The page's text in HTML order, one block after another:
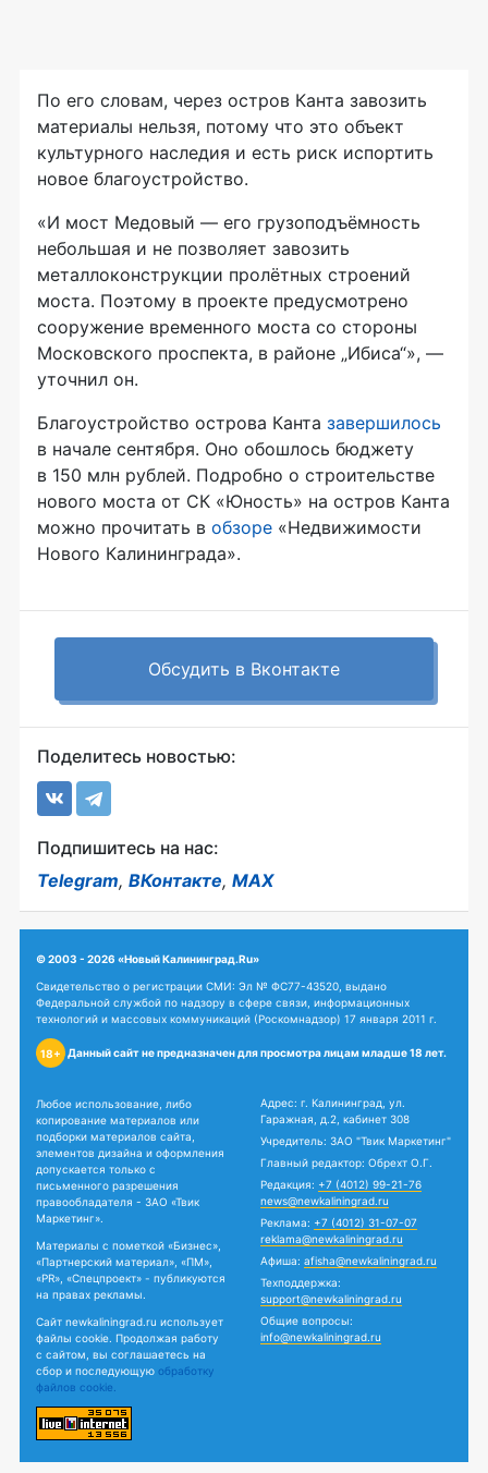
По его словам, через остров Канта завозить
материалы нельзя, потому что это объект
культурного наследия и есть риск испортить
новое благоустройство.
«И мост Медовый — его грузоподъёмность
небольшая и не позволяет завозить
металлоконструкции пролётных строений
моста. Поэтому в проекте предусмотрено
сооружение временного моста со стороны
Московского проспекта, в районе „Ибиса“», —
уточнил он.
Благоустройство острова Канта завершилось
в начале сентября. Оно обошлось бюджету
в 150 млн рублей. Подробно о строительстве
нового моста от СК «Юность» на остров Канта
можно прочитать в обзоре «Недвижимости
Нового Калининграда».
Обсудить в Вконтакте
Поделитесь новостью:
Подпишитесь на нас:
Telegram, ВКонтакте, MAX
© 2003 - 2026 «Новый Калининград.Ru»
Свидетельство о регистрации СМИ: Эл № ФС77-43520, выдано
Федеральной службой по надзору в сфере связи, информационных
технологий и массовых коммуникаций (Роскомнадзор) 17 января 2011 г.
18+ Данный сайт не предназначен для просмотра лицам младше 18 лет.
Любое использование, либо
копирование материалов или
подборки материалов сайта,
элементов дизайна и оформления
допускается только с
письменного разрешения
правообладателя - ЗАО «Твик
Маркетинг».
Материалы с пометкой «Бизнес»,
«Партнерский материал», «ПМ»,
«PR», «Спецпроект» - публикуются
на правах рекламы.
Сайт newkaliningrad.ru использует
файлы cookie. Продолжая работу
с сайтом, вы соглашаетесь на
сбор и последующую обработку
файлов cookie.
Адрес: г. Калининград, ул.
Гаражная, д.2, кабинет 308
Учредитель: ЗАО "Твик Маркетинг"
Главный редактор: Обрехт О.Г.
Редакция: +7 (4012) 99-21-76
news@newkaliningrad.ru
Реклама: +7 (4012) 31-07-07
reklama@newkaliningrad.ru
Афиша: afisha@newkaliningrad.ru
Техподдержка:
support@newkaliningrad.ru
Общие вопросы:
info@newkaliningrad.ru